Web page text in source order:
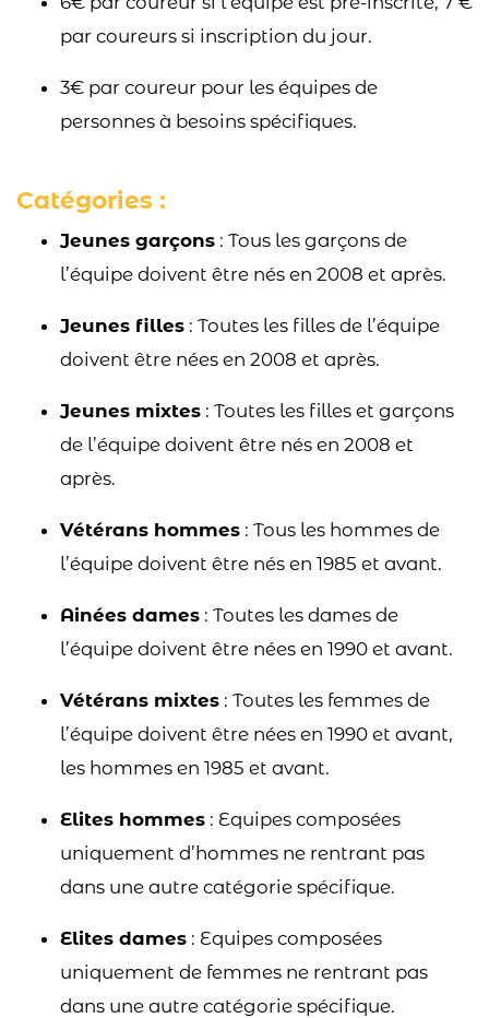
par coureurs si inscription du jour.
3€ par coureur pour les équipes de
personnes à besoins spécifiques.
Catégories :
Jeunes garçons : Tous les garçons de
l’équipe doivent être nés en 2008 et après.
Jeunes filles : Toutes les filles de l’équipe
doivent être nées en 2008 et après.
Jeunes mixtes : Toutes les filles et garçons
de l’équipe doivent être nés en 2008 et
après.
Vétérans hommes : Tous les hommes de
l’équipe doivent être nés en 1985 et avant.
Ainées dames : Toutes les dames de
l’équipe doivent être nées en 1990 et avant.
Vétérans mixtes : Toutes les femmes de
l’équipe doivent être nées en 1990 et avant,
les hommes en 1985 et avant.
Elites hommes : Equipes composées
uniquement d’hommes ne rentrant pas
dans une autre catégorie spécifique.
Elites dames : Equipes composées
uniquement de femmes ne rentrant pas
dans une autre catégorie spécifique.